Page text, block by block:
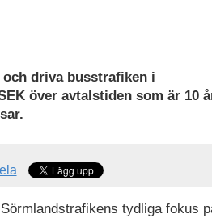
driva busstrafiken i
över avtalstiden som är 10
tydliga fokus